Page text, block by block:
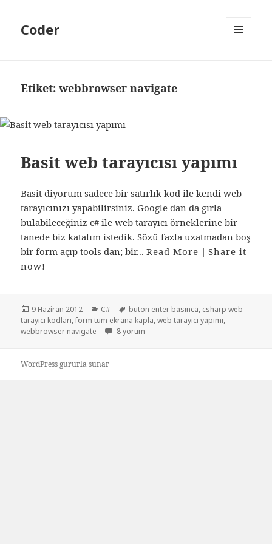
Coder
Etiket:webbrowser navigate
Basit web tarayıcısı yapımı
Basit diyorum sadece bir satırlık kod ile kendi web
tarayıcınızı yapabilirsiniz. Google dan da gırla
bulabileceğiniz c# ile web tarayıcı örneklerine bir
tanede biz katalım istedik. Sözü fazla uzatmadan boş
bir form açıp tools dan; bir...Read More |Share it
now!
Yayın
tarihi
9 Haziran 2012 Kategoriler
C# Etiketler
buton enter basınca, csharp web
tarayıcı kodları,form tüm ekrana kapla,web tarayıcı yapımı,
webbrowser navigate
Basit web tarayıcısı yapımı için
8 yorum
WordPress gururla sunar